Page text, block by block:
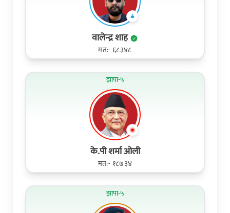
वालेन्द्र शाह
मत:- ६८३४८
झापा-५
के.पी शर्मा ओली
मत:- १८७३४
झापा-५